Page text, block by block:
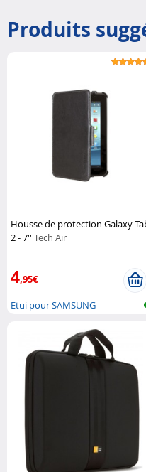
Produits
Housse de protection Galaxy
2 - 7'' Tech Air
4,95€
Etui pour SAMSUNG